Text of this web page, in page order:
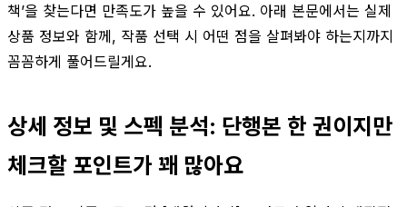
책’을 찾는다면 만족도가 높을 수 있어요. 아래 본문에서는 실제
상품 정보와 함께, 작품 선택 시 어떤 점을 살펴봐야 하는지까지
꼼꼼하게 풀어드릴게요.
상세 정보 및 스펙 분석: 단행본 한 권이지만
체크할 포인트가 꽤 많아요